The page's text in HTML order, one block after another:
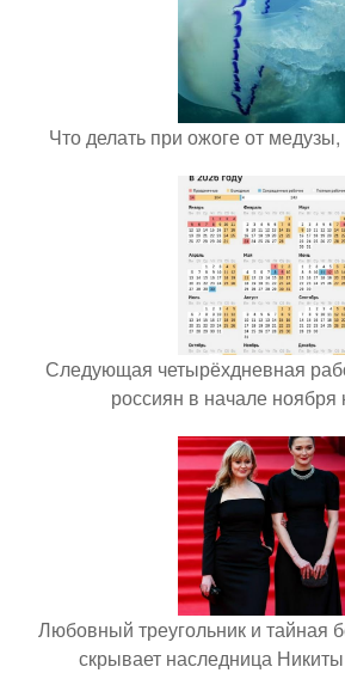
Что делать при ожоге от медузы,
Следующая четырёхдневная
россиян в начале ноября
Любовный треугольник и тайная
скрывает наследница